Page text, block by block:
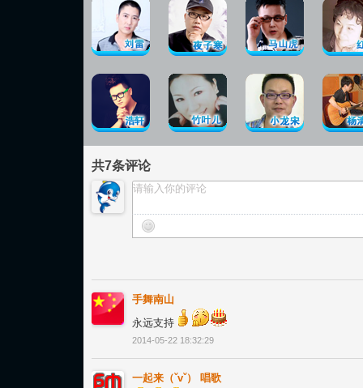
共7条评论
手舞南山
永远支持
2014-05-22 18:32:29
一起来（ˇvˇ） 唱歌